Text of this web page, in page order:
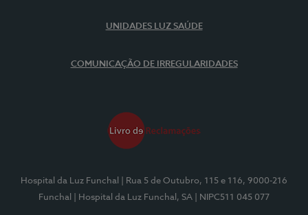
UNIDADES LUZ SAÚDE
COMUNICAÇÃO DE IRREGULARIDADES
Hospital da Luz Funchal
| Rua 5 de Outubro, 115 e 116, 9000-216
Funchal
| Hospital da Luz Funchal, SA | NIPC511 045 077